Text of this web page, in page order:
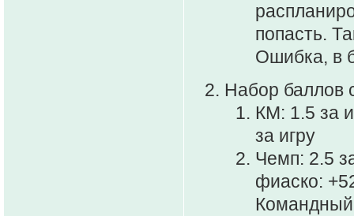
попасть.
Ошибка, в
Набор баллов
КМ: 1.5 за
за игру
Чемп: 2.5
фиаско: